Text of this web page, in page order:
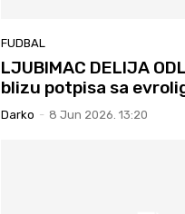
FUDBAL
LJUBIMAC DELIJA
blizu potpisa sa
Darko - 8 Jun 2026. 13:20